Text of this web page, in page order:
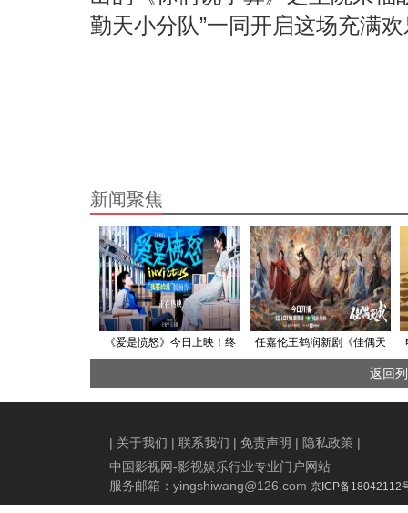
勤天小分队”一同开启这场充满
新闻聚焦
《爱是愤怒》今日上映！终
热血爱情片直击普通人敢怒
任嘉伦王鹤润新剧《佳偶天
成》今日开播，闯五重淬炼
之劫破宿命枷锁
返回
| 关于我们 | 联系我们 | 免责声明 | 隐私政策 |
中国影视网-影视娱乐行业专业门户网站
服务邮箱： yingshiwang@126.com 京ICP备18042112